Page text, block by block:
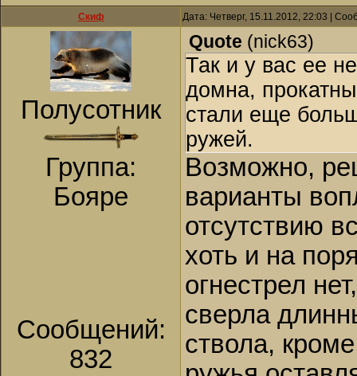
Скиф Дата: Четверг, 15.11.2012, 22:03 |
Полусотник
Группа:
Бояре
Сообщений:
832
Quote (nick63)
Так и у вас ее
домна,
стали еще
ружей.
Возможно,
варианты
отсутствию
хоть и на
огнестрел
сверла
ствола,